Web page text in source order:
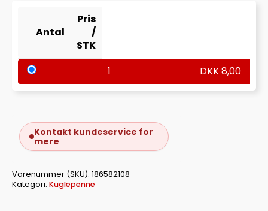
Antal
Pris
/
STK
1
DKK8,00
Kontakt kundeservice for
mere
Varenummer (SKU): 186582108
Kategori: Kuglepenne